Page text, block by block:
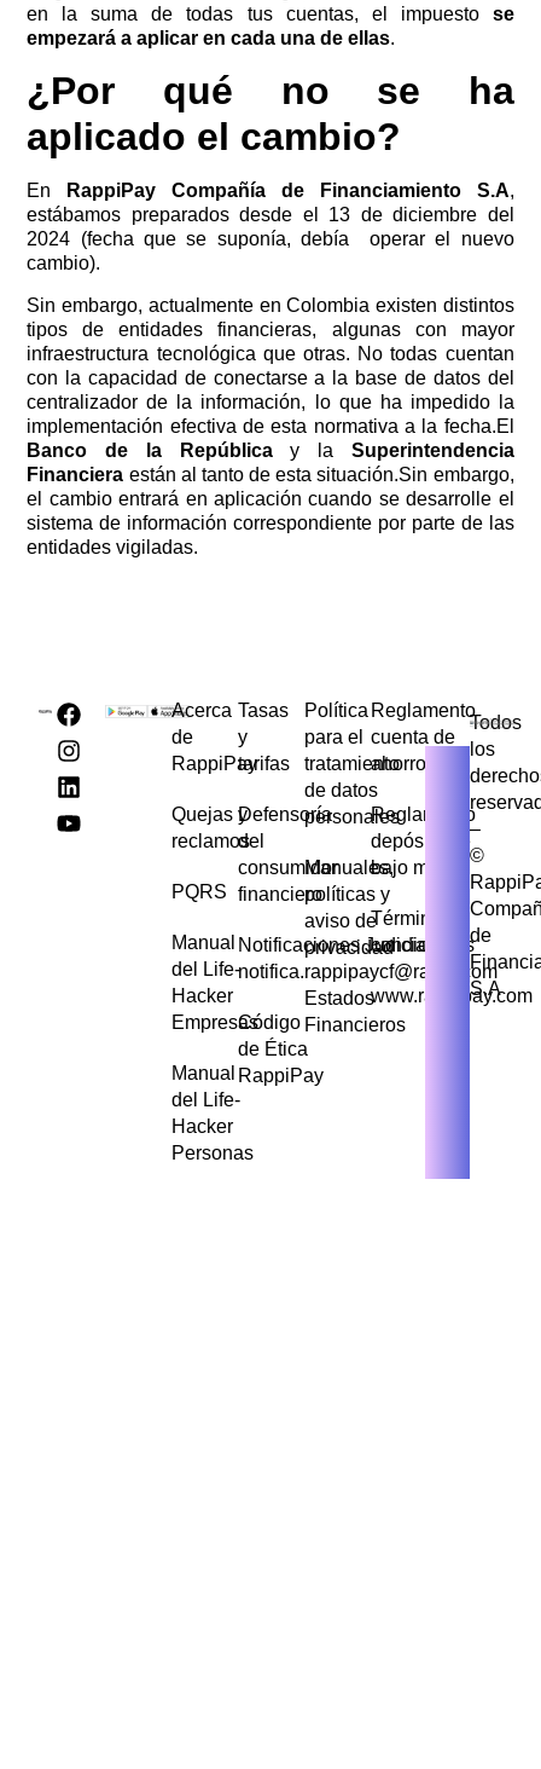
en la suma de todas tus cuentas, el impuesto se
empezará a aplicar en cada una de ellas.
¿Por qué no se ha
aplicado el cambio?
En RappiPay Compañía de Financiamiento S.A,
estábamos preparados desde el 13 de diciembre del
2024 (fecha que se suponía, debía operar el nuevo
cambio).
Sin embargo, actualmente en Colombia existen distintos
tipos de entidades financieras, algunas con mayor
infraestructura tecnológica que otras. No todas cuentan
con la capacidad de conectarse a la base de datos del
centralizador de la información, lo que ha impedido la
implementación efectiva de esta normativa a la fecha.El
Banco de la Repúblicay la Superintendencia
Financiera están al tanto de esta situación.Sin embargo,
el cambio entrará en aplicación cuando se desarrolle el
sistema de información correspondiente por parte de las
entidades vigiladas.
Acerca
de
RappiPay
Quejas y
reclamos
PQRS
Manual
del Life-
Hacker
Empresas
Manual
del Life-
Hacker
Personas
Tasas
y
tarifas
Defensoría
del
consumidor
financiero
Notificaciones Judiciales
notifica.rappipaycf@rappi.com
Código
de Ética
RappiPay
Política
para el
tratamiento
de datos
personales
Manuales,
políticas y
aviso de
privacidad
Estados
Financieros
Reglamento
cuenta de
ahorros
Reglamento
depósito de
bajo monto
Términos y
condiciones
www.rappipay.com
Todos
los
–
©
de
S.A